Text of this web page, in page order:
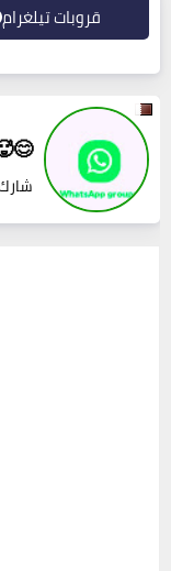
قروبات تيلغرام
جروب أوقات